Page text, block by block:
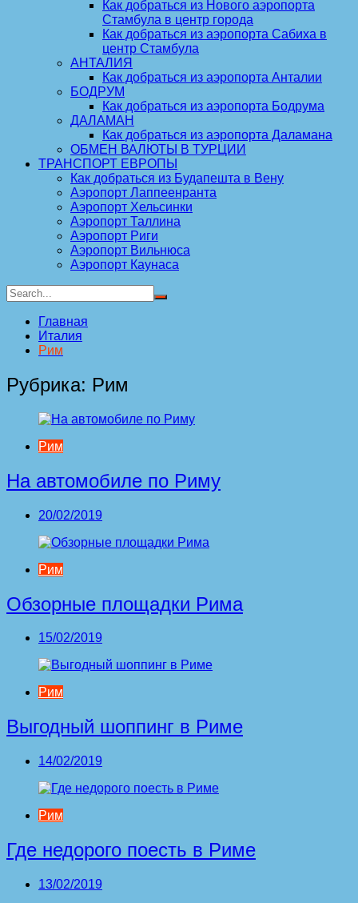
Как добраться из Нового аэропорта
Стамбула в центр города
Как добраться из аэропорта Сабиха в
центр Стамбула
АНТАЛИЯ
Как добраться из аэропорта Анталии
БОДРУМ
Как добраться из аэропорта Бодрума
ДАЛАМАН
Как добраться из аэропорта Даламана
ОБМЕН ВАЛЮТЫ В ТУРЦИИ
ТРАНСПОРТ ЕВРОПЫ
Как добраться из Будапешта в Вену
Аэропорт Лаппеенранта
Аэропорт Хельсинки
Аэропорт Таллина
Аэропорт Риги
Аэропорт Вильнюса
Аэропорт Каунаса
Главная
Италия
Рим
Рубрика: Рим
Рим
На автомобиле по Риму
20/02/2019
Рим
Обзорные площадки Рима
15/02/2019
Рим
Выгодный шоппинг в Риме
14/02/2019
Рим
Где недорого поесть в Риме
13/02/2019